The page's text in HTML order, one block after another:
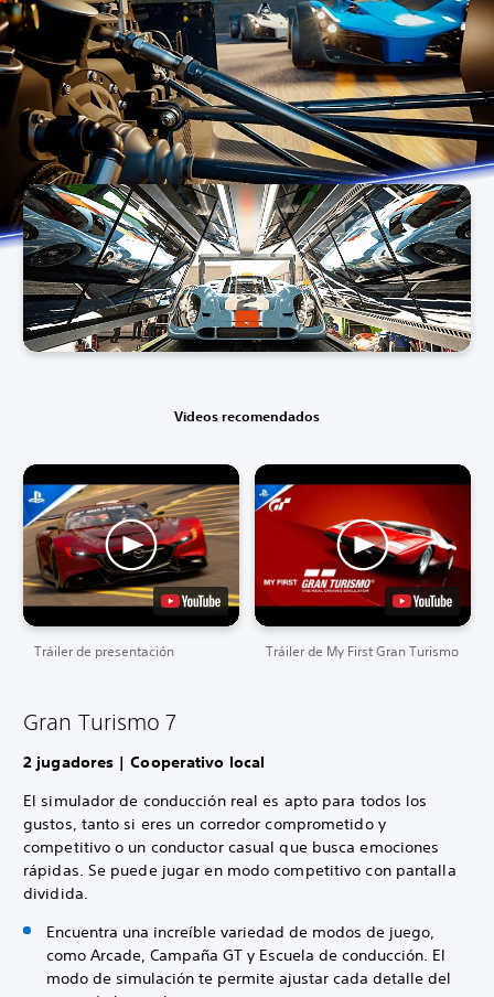
Videos recomendados
Tráiler de presentación Tráiler de My First Gran Turismo
Gran Turismo 7
2 jugadores | Cooperativo local
El simulador de conducción real es apto para todos los
gustos, tanto si eres un corredor comprometido y
competitivo o un conductor casual que busca emociones
rápidas. Se puede jugar en modo competitivo con pantalla
dividida.
Encuentra una increíble variedad de modos de juego,
como Arcade, Campaña GT y Escuela de conducción. El
modo de simulación te permite ajustar cada detalle del